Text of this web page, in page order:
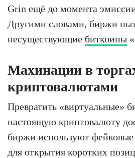
Grin ещё до момента
Другими словами, биржи
несуществующие биткоины
Махинации в
криптовалютами
Превратить «виртуальные»
настоящую криптовалюту
биржи используют
для открытия коротких